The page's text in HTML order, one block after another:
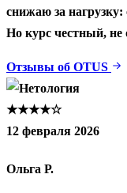
снижаю за нагрузку:
Но курс честный, не
Отзывы об OTUS
★★★★☆
12 февраля 2026
Ольга Р.